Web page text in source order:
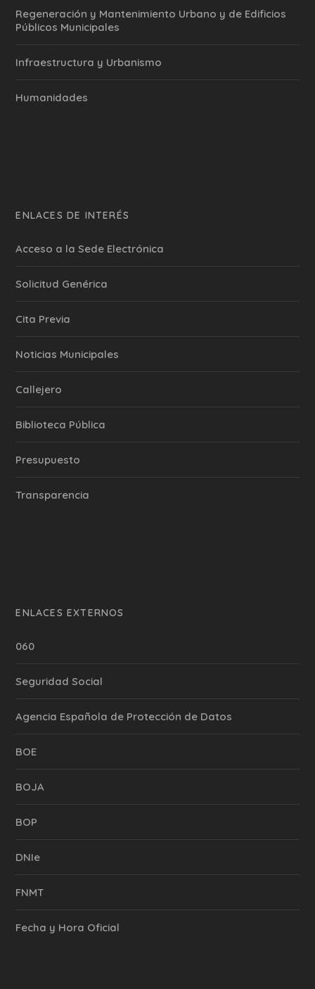
Regeneración y Mantenimiento Urbano y de Edificios
Públicos Municipales
Infraestructura y Urbanismo
Humanidades
ENLACES DE INTERÉS
Acceso a la Sede Electrónica
Solicitud Genérica
Cita Previa
‎Noticias Municipales
Callejero
Biblioteca Pública
Presupuesto
Transparencia
ENLACES EXTERNOS
060
Seguridad Social
Agencia Española de Protección de Datos
BOE
BOJA
BOP
DNIe
FNMT
Fecha y Hora Oficial